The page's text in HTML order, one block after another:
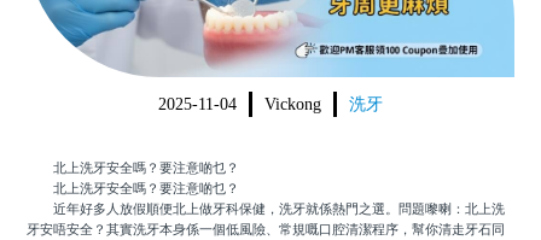
2025-11-04 Vickong 洗牙
北上洗牙安全嗎？要注意啲乜？
北上洗牙安全嗎？要注意啲乜？
近年好多人放假順便北上做牙科保健，洗牙就係熱門之選。問題嚟喇：北上洗
牙安唔安全？其實洗牙本身係一個低風險、常規嘅口腔清潔程序，幫你清走牙石同